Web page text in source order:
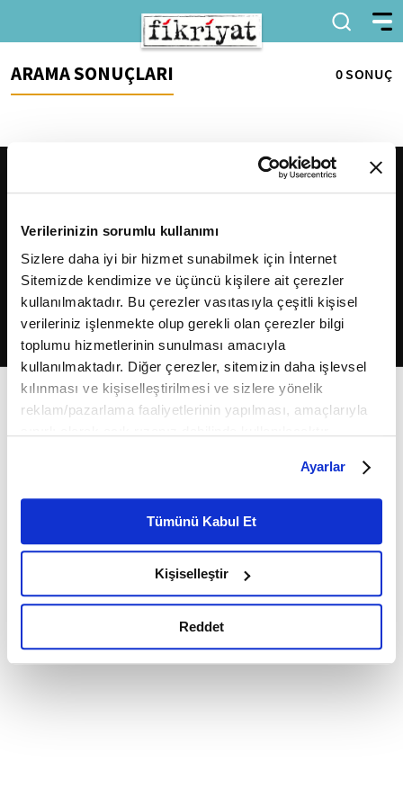
Verilerinizin sorumlu kullanımı
Sizlere daha iyi bir hizmet sunabilmek için İnternet
Sitemizde kendimize ve üçüncü kişilere ait çerezler
kullanılmaktadır. Bu çerezler vasıtasıyla çeşitli kişisel
verileriniz işlenmekte olup gerekli olan çerezler bilgi
toplumu hizmetlerinin sunulması amacıyla
kullanılmaktadır. Diğer çerezler, sitemizin daha işlevsel
kılınması ve kişiselleştirilmesi ve sizlere yönelik
reklam/pazarlama faaliyetlerinin yapılması, amaçlarıyla
belirleyebilirsiniz. Çerezlere ilişkin detaylı bilgi için
Ayarlar butonuna tıklayabilir,Çerez Bilgilendirme
Metnimizi ziyaret edebilirsiniz.
6698 sayılı Kişisel Verilerin Korunması Kanunu uyarınca
okumak ve sitemizi ziyaretiniz kapsamında
gerçekleştirilen veri işleme faaliyetleri ile ilgili daha
detaylı bilgi almak için lütfentıklayınız.
Ayarlar
Tümünü Kabul Et
Kişiselleştir
Reddet
ARAMA SONUÇLARI 0 SONUÇ
2026Fikriyat. Tüm hakları saklıdır.